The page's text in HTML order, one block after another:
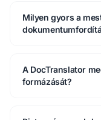
Milyen gyors a
A DocTranslator
formázását?